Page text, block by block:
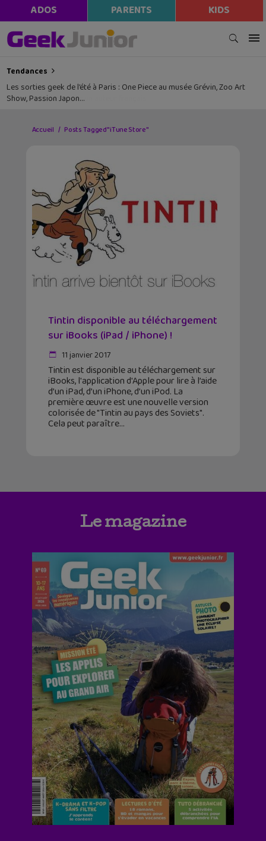
ADOS PARENTS KIDS
Tendances
Les sorties geek de l’été à Paris : One Piece au musée Grévin, Zoo Art
Show, Passion Japon…
Accueil Posts Tagged "iTune Store"
Tintin disponible au téléchargement
sur iBooks (iPad / iPhone) !
11 janvier 2017
Tintin est disponible au téléchargement sur
iBooks, l'application d'Apple pour lire à l’aide
d’un iPad, d’un iPhone, d’un iPod. La
première œuvre est une nouvelle version
colorisée de "Tintin au pays des Soviets".
Cela peut paraître
Le magazine